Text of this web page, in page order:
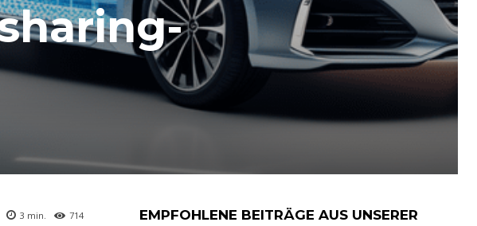
714
3 min.
EMPFOHLENE BEITRÄGE AUS UNSERER